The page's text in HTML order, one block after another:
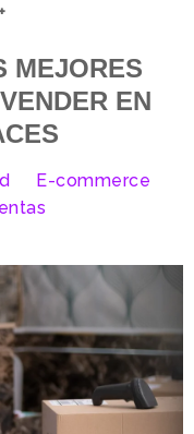
MEJORES
EN
E-commerce